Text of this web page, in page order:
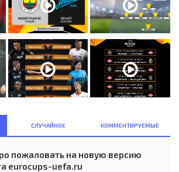
СЛУЧАЙНОЕ КОММЕНТИРУЕМЫЕ
пожаловать на новую версию
eurocups-uefa.ru